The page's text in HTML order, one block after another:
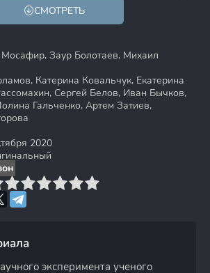
СМОТРЕТЬ
Мосафир, Заур Болотаев, Михаил
Катерина Ковальчук, Екатерина
Сергей Белов, Иван Бычков,
Гальченко, Артем Затиев,
2020
10
эксперимента ученого